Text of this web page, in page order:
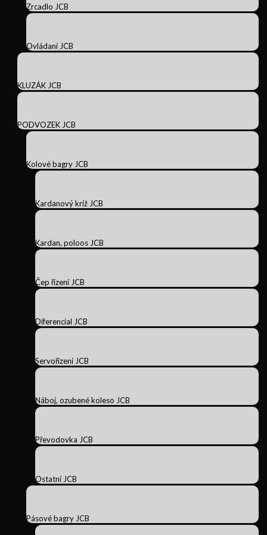
Zrcadlo JCB
Ovládaní JCB
KLUZÁK JCB
PODVOZEK JCB
Kolové bagry JCB
Kardanový kríž JCB
Kardan, poloos JCB
Čep řízení JCB
Diferencial JCB
Servořízení JCB
Náboj, ozubené koleso JCB
Převodovka JCB
Ostatní JCB
Pásové bagry JCB